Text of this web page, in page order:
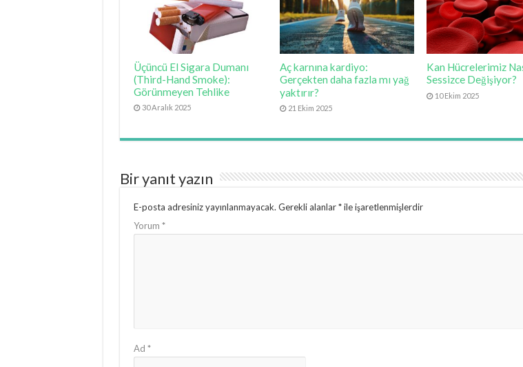
Üçüncü El Sigara Dumanı
(Third-Hand Smoke):
Görünmeyen Tehlike
30 Aralık 2025
Aç karnına kardiyo:
Gerçekten daha fazla mı yağ
yaktırır?
21 Ekim 2025
Kan Hücrelerimiz
Sessizce Değişiyor?
10 Ekim 2025
Bir yanıt yazın
E-posta adresiniz yayınlanmayacak. Gerekli alanlar*ile işaretlenmişlerdir
Yorum *
Ad *